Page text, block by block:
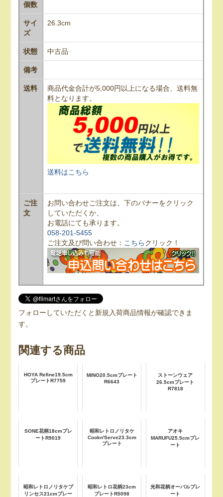
個数
サイ
ズ
26.3cm
状態 中古品
備考
送料
商品代金合計が5,000円以上になる場合、送料無
料となります。
送料はこちら
ご注
文
お問い合わせご注文は、下のバナーをクリック
していただくか、
お電話にても承ります。
058-201-5455
ご注文及び問い合わせ： こちらクリック！
フォローしていただくと新規入荷商品情報が確認できま
す。
関連する商品
HOYA Refine19.5cm
プレートR7759
MINO20.5cmプレート
R6643
ストーンウェア
26.5cmプレート
R7818
SONE花柄18cmプレ
ートR9019
昭和レトロノリタケ
Cookn'Serve23.3cm
プレート
アオキ
MARUFU25.5cmプレ
ート
昭和レトロノリタケプ
リンセス21cmプレー
昭和レトロ花柄23cm
プレートR5098
光和花柄オーバルプレ
ート